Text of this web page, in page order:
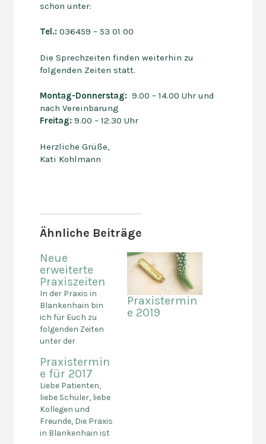
schon unter:
Tel.:036459 – 53 01 00
Die Sprechzeiten finden weiterhin zu
folgenden Zeiten statt.
Montag-Donnerstag:9.00 – 14.00 Uhr und
nach Vereinbarung
Freitag: 9.00 – 12.30 Uhr
Herzliche Grüße,
Kati Kohlmann
Ähnliche Beiträge
Neue
erweiterte
Praxiszeiten
In der Praxis in
Blankenhain bin
ich für Euch zu
folgenden Zeiten
unter der
036459 530 100,
erreichbar. Bitte
nutzt auch gern
den
Anrufbeantworter.
Mo: 9.00 - 15.00 Uhr
Di: 9.00 - 15.00 Uhr
Praxistermin
e 2019
Praxistermin
e für 2017
Liebe Patienten,
liebe Schüler, liebe
Kollegen und
Freunde, Die Praxis
in Blankenhain ist